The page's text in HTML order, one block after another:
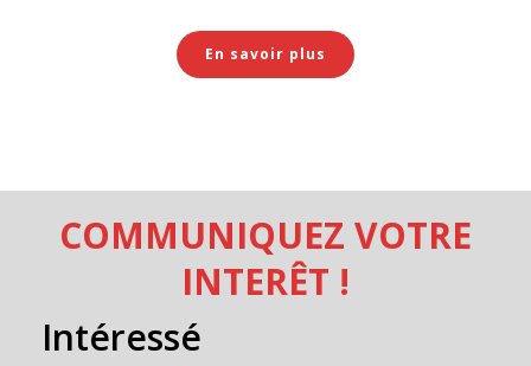
En savoir plus
COMMUNIQUEZ VOTRE
INTERÊT !
Intéressé